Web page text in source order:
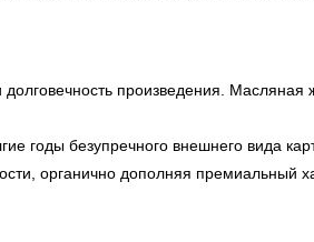
произведения.
годы безупречного внешнего вида
органично дополняя премиальный